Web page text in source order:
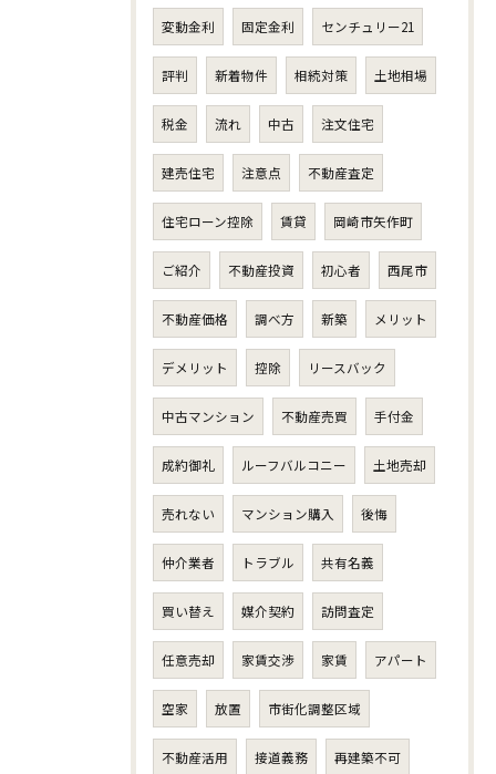
変動金利 固定金利 センチュリー21
評判 新着物件 相続対策 土地相場
税金 流れ 中古 注文住宅
建売住宅 注意点 不動産査定
住宅ローン控除 賃貸 岡崎市矢作町
ご紹介 不動産投資 初心者 西尾市
不動産価格 調べ方 新築 メリット
デメリット 控除 リースバック
中古マンション 不動産売買 手付金
成約御礼 ルーフバルコニー 土地売却
売れない マンション購入 後悔
仲介業者 トラブル 共有名義
買い替え 媒介契約 訪問査定
任意売却 家賃交渉 家賃 アパート
空家 放置 市街化調整区域
不動産活用 接道義務 再建築不可